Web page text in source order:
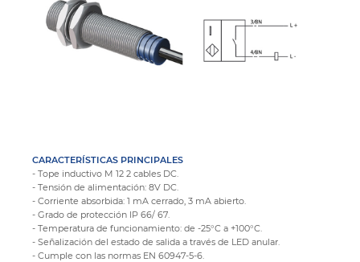
CARACTERÍSTICAS PRINCIPALES
- Tope inductivo M 12 2 cables DC.
- Tensión de alimentación: 8V DC.
- Corriente absorbida: 1 mA cerrado, 3 mA abierto.
- Grado de protección IP 66/ 67.
- Temperatura de funcionamiento: de -25°C a +100°C.
- Señalización del estado de salida a través de LED anular.
- Cumple con las normas EN 60947-5-6.